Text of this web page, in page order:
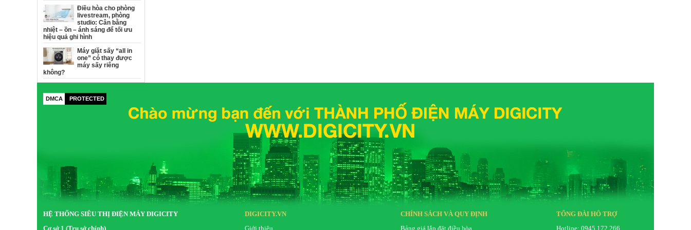
Điều hòa cho phòng
livestream, phòng
studio: Cân bằng
nhiệt – ồn – ánh sáng để tối ưu
hiệu quả ghi hình
Máy giặt sấy “all in
one” có thay được
máy sấy riêng
không?
DMCA PROTECTED
HỆ THỐNG SIÊU THỊ ĐIỆN MÁY DIGICITY
Cơ sở 1 (Trụ sở chính)
DIGICITY.VN
Giới thiệu
CHÍNH SÁCH VÀ QUY ĐỊNH
Bảng giá lắp đặt điều hòa
TỔNG ĐÀI HỖ TRỢ
Hotline: 0945.172.266